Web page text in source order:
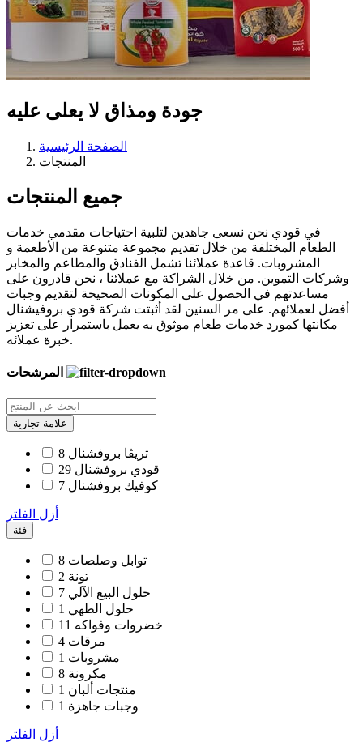
جودة ومذاق لا يعلى عليه
الصفحة الرئيسية
المنتجات
جميع المنتجات
في قودي نحن نسعى جاهدين لتلبية احتياجات مقدمي خدمات
الطعام المختلفة من خلال تقديم مجموعة متنوعة من الأطعمة و
المشروبات. قاعدة عملائنا تشمل الفنادق والمطاعم والمخابز
وشركات التموين. من خلال الشراكة مع عملائنا ، نحن قادرون على
مساعدتهم في الحصول على المكونات الصحيحة لتقديم وجبات
أفضل لعملائهم. على مر السنين لقد أثبتت شركة قودي بروفيشنال
مكانتها كمورد خدمات طعام موثوق به يعمل باستمرار على تعزيز
خبرة عملائه.
علامة تجارية
تريڨا بروفشنال 8
قودي بروفشنال 29
كوفيك بروفشنال 7
أزل الفلتر
فئة
توابل وصلصات 8
تونة 2
حلول البيع الآلي 7
حلول الطهي 1
خضروات وفواكه 11
مرقات 4
مشروبات 1
مكرونة 8
منتجات ألبان 1
وجبات جاهزة 1
أزل الفلتر